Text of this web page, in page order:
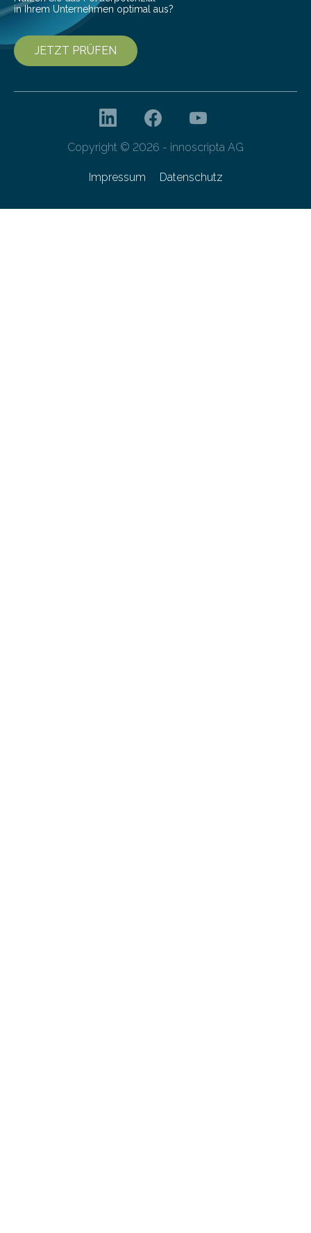
in Ihrem Unternehmen optimal aus?
JETZT PRÜFEN
Copyright © 2026 - innoscripta AG
Impressum Datenschutz